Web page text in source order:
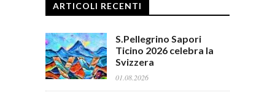
ARTICOLI RECENTI
S.Pellegrino Sapori
Ticino 2026 celebra la
Svizzera
01.08.2026